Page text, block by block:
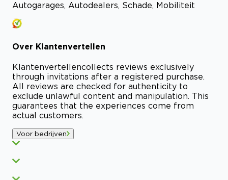
Autogarages, Autodealers, Schade, Mobiliteit
Over Klantenvertellen
Klantenvertellencollects reviews exclusively
through invitations after a registered purchase.
All reviews are checked for authenticity to
exclude unlawful content and manipulation. This
guarantees that the experiences come from
actual customers.
Voor bedrijven